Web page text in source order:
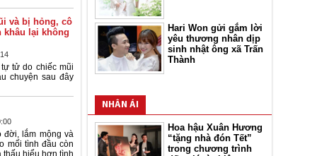
và bị hỏng, cô
khâu lại không
tử do chiếc mũi
chuyện sau đây
đời, lắm mộng và
mối tình đầu còn
thấu hiểu hơn tình
Hari Won gửi gắm lời
yêu thương nhân dịp
sinh nhật ông xã Trấn
Thành
NHÂN ÁI
Hoa hậu Xuân Hương
“tặng nhà đón Tết”
trong chương trình